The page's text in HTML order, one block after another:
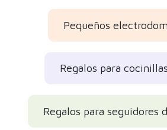
Pequeños
Regalos para
Regalos para seguidores